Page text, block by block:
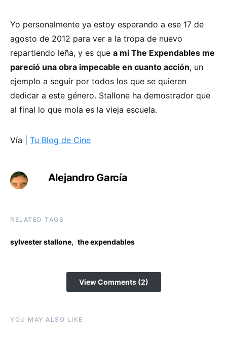
Yo personalmente ya estoy esperando a ese 17 de
agosto de 2012 para ver a la tropa de nuevo
repartiendo leña, y es que a mi The Expendables me
pareció una obra impecable en cuanto acción, un
ejemplo a seguir por todos los que se quieren
dedicar a este género. Stallone ha demostrador que
al final lo que mola es la vieja escuela.
Vía | Tu Blog de Cine
Alejandro García
RELATED TAGS
sylvester stallone, the expendables
View Comments (2)
YOU MAY ALSO LIKE